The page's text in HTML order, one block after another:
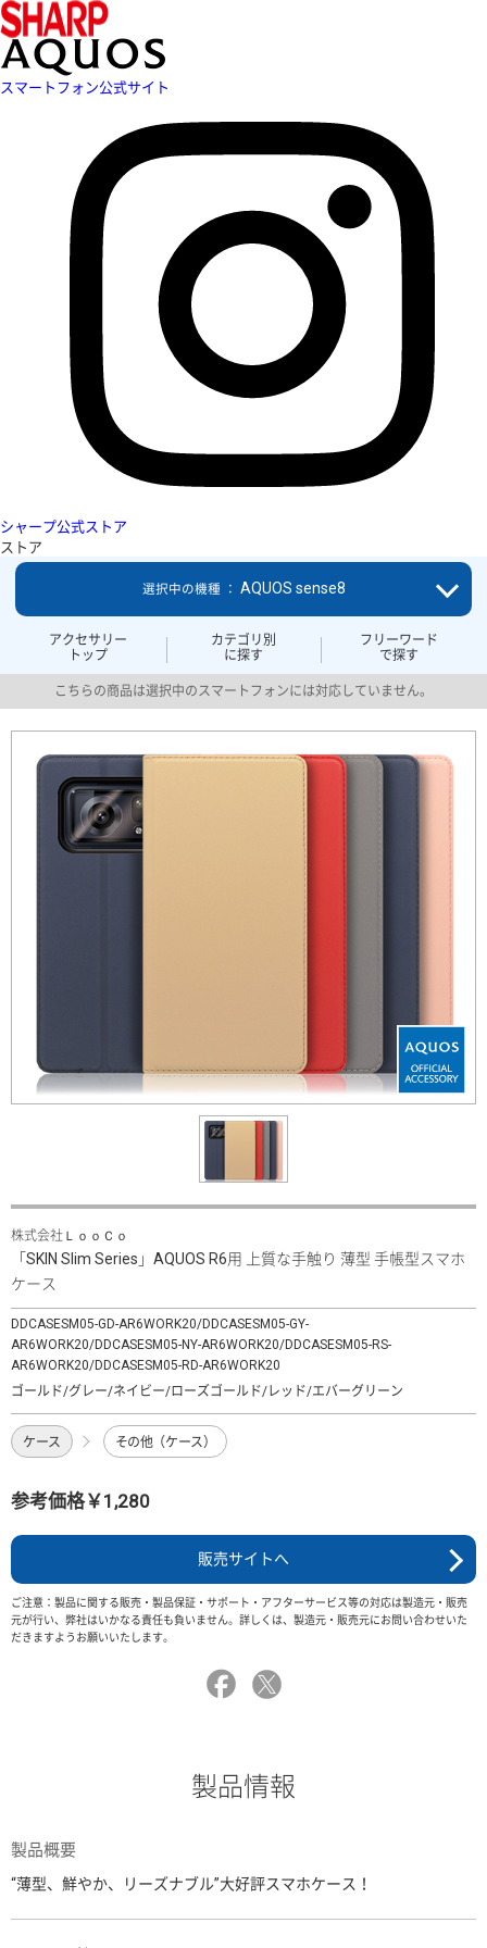
スマートフォン公式サイト
シャープ公式ストア
ストア
アクセサリー
トップ
カテゴリ別
に探す
フリーワード
で探す
選択中の機種 ： AQUOS sense8
こちらの商品は選択中のスマートフォンには対応していません。
株式会社ＬｏｏＣｏ
「SKIN Slim Series」AQUOS R6用 上質な手触り 薄型 手帳型スマホ
ケース
DDCASESM05-GD-AR6WORK20/DDCASESM05-GY-
AR6WORK20/DDCASESM05-NY-AR6WORK20/DDCASESM05-RS-
AR6WORK20/DDCASESM05-RD-AR6WORK20
ゴールド/グレー/ネイビー/ローズゴールド/レッド/エバーグリーン
ケース その他（ケース）
参考価格￥1,280
販売サイトへ
ご注意：製品に関する販売・製品保証・サポート・アフターサービス等の対応は製造元・販売
元が行い、弊社はいかなる責任も負いません。詳しくは、製造元・販売元にお問い合わせいた
だきますようお願いいたします。
製品情報
製品概要
“薄型、鮮やか、リーズナブル”大好評スマホケース！